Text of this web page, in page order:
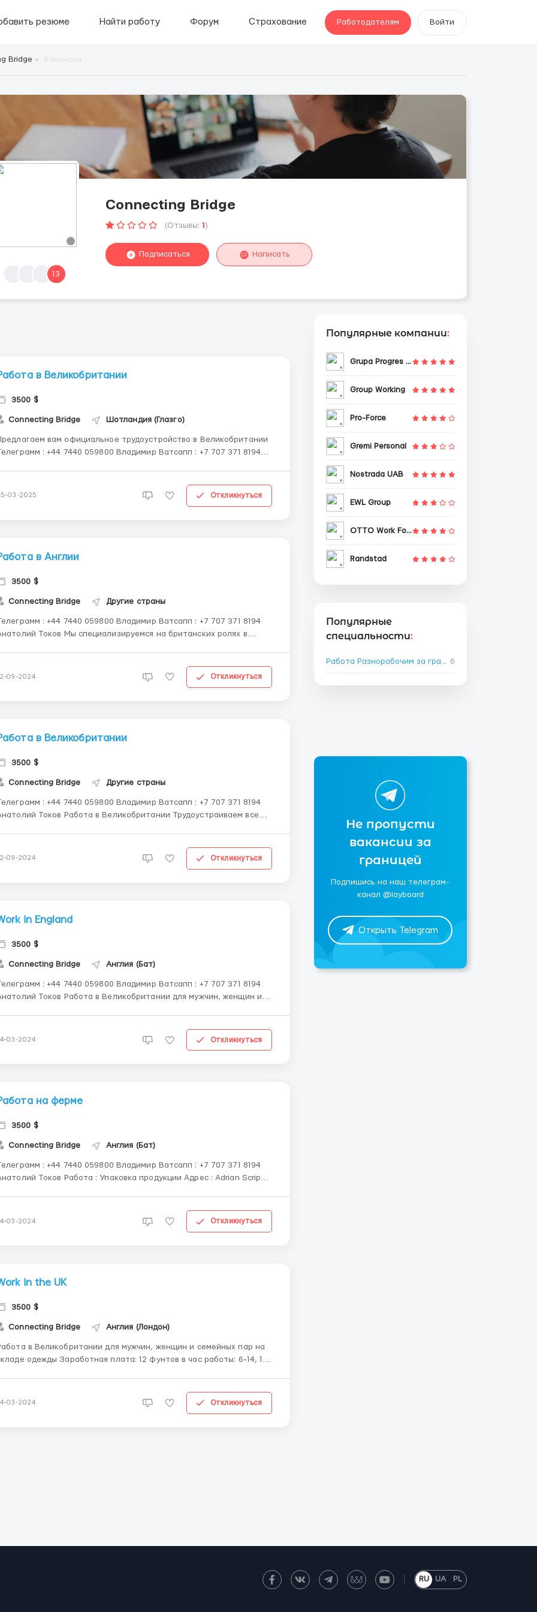
резюме Найти работу Форум Страхование Работодателям Войти
Bridge
13
Connecting Bridge
(Отзывы: 1 )
Подписаться Написать
в Великобритании
3500 $
Connecting Bridge Шотландия (Глазго)
вам официальное трудоустройство в Великобритании
: +44 7440 059800 Владимир Ватсапп ‪: +7 707 371 8194‬
03-2025 Откликнуться
в Англии
3500 $
Connecting Bridge Другие страны
: +44 7440 059800 Владимир Ватсапп ‪: +7 707 371 8194‬
Токов Мы специализируемся на британских ролях в
сезонные должности по всей Великобритании, тесно...
09-2024 Откликнуться
в Великобритании
3500 $
Connecting Bridge Другие страны
: +44 7440 059800 Владимир Ватсапп ‪: +7 707 371 8194‬
Токов Работа в Великобритании Трудоустраиваем все
12-09-2024 Откликнуться
in England
3500 $
Connecting Bridge Англия (Бат)
: +44 7440 059800 Владимир Ватсапп ‪: +7 707 371 8194‬
Токов Работа в Великобритании для мужчин, женщин и
03-2024 Откликнуться
на ферме
3500 $
Connecting Bridge Англия (Бат)
: +44 7440 059800 Владимир Ватсапп ‪: +7 707 371 8194‬
Токов Работа : Упаковка продукции Адрес : Adrian Scripps
конвейера Мужчины - укладка коро...
03-2024 Откликнуться
in the UK
3500 $
Connecting Bridge Англия (Лондон)
в Великобритании для мужчин, женщин и семейных пар на
одежды Заработная плата: 12 фунтов в час работы: 6-14, 16-
03-2024 Откликнуться
Популярные компании:
Grupa Progres Sp. z o.o.
Group Working
Pro-Force
Gremi Personal
Nostrada UAB
EWL Group
OTTO Work Force
Randstad
Популярные
специальности:
Работа Разнорабочим за границей 6
Не пропусти
вакансии за
границей
Подпишись на наш телеграм-
канал @layboard
Открыть Telegram
RU UA PL